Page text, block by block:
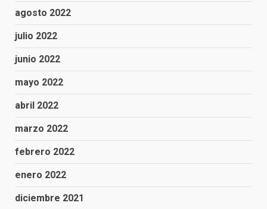
agosto 2022
julio 2022
junio 2022
mayo 2022
abril 2022
marzo 2022
febrero 2022
enero 2022
diciembre 2021